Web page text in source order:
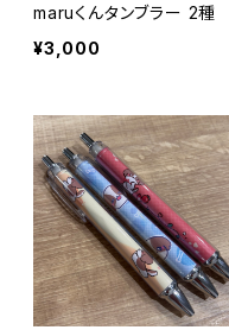
maruくんタンブラー 2種
¥3,000